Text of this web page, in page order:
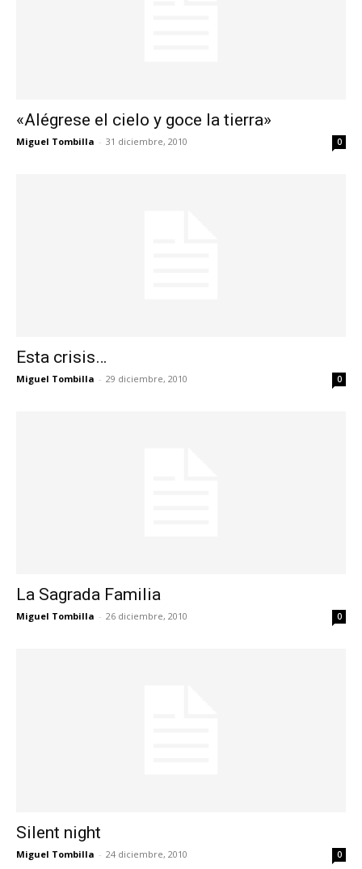
«Alégrese el cielo y goce la tierra»
Miguel Tombilla - 31 diciembre, 2010 0
Esta crisis…
Miguel Tombilla - 29 diciembre, 2010 0
La Sagrada Familia
Miguel Tombilla - 26 diciembre, 2010 0
Silent night
Miguel Tombilla - 24 diciembre, 2010 0